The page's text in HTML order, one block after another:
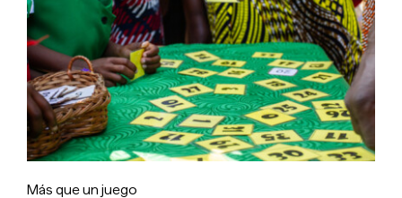
Más que un juego